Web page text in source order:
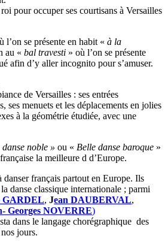
pour occuper ses courtisans à Versailles
l’on se présente en habit « à la
au « bal travesti » où l’on se présente
afin d’y aller incognito pour s’amuser.
de Versailles : ses entrées
ses menuets et les déplacements en jolies
à la géométrie étudiée, avec une
danse noble » ou « Belle danse baroque »
la meilleure d d’Europe.
danser français partout en Europe. Ils
danse classique internationale ; parmi
GARDEL, Jean DAUBERVAL,
Georges NOVERRE)
dans le langage chorégraphique des
jours.